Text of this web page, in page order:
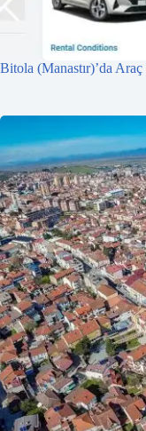
Bitola (Manastır)’da